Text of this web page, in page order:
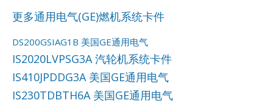
更多通用电气(GE)燃机系统卡件
DS200GSIAG1B 美国GE通用电气
IS2020LVPSG3A 汽轮机系统卡件
IS410JPDDG3A 美国GE通用电气
IS230TDBTH6A 美国GE通用电气